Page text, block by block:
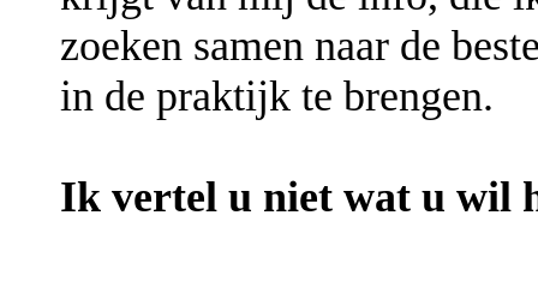
zoeken samen naar de
in de praktijk te brengen.
Ik vertel u niet wat u wil